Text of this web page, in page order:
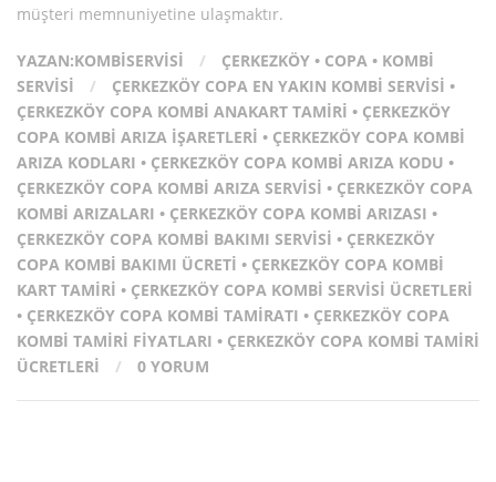
müşteri memnuniyetine ulaşmaktır.
YAZAN:KOMBISERVISI / ÇERKEZKÖY • COPA • KOMBI
SERVISI
/ ÇERKEZKÖY COPA EN YAKIN KOMBI SERVISI •
ÇERKEZKÖY COPA KOMBI ANAKART TAMIRI • ÇERKEZKÖY
COPA KOMBI ARIZA İŞARETLERI • ÇERKEZKÖY COPA KOMBI
ARIZA KODLARI • ÇERKEZKÖY COPA KOMBI ARIZA KODU •
ÇERKEZKÖY COPA KOMBI ARIZA SERVISI • ÇERKEZKÖY COPA
KOMBI ARIZALARI • ÇERKEZKÖY COPA KOMBI ARIZASI •
ÇERKEZKÖY COPA KOMBI BAKIMI SERVISI • ÇERKEZKÖY
COPA KOMBI BAKIMI ÜCRETI • ÇERKEZKÖY COPA KOMBI
KART TAMIRI • ÇERKEZKÖY COPA KOMBI SERVISI ÜCRETLERI
• ÇERKEZKÖY COPA KOMBI TAMIRATI • ÇERKEZKÖY COPA
KOMBI TAMIRI FIYATLARI • ÇERKEZKÖY COPA KOMBI TAMIRI
ÜCRETLERI
/ 0 YORUM